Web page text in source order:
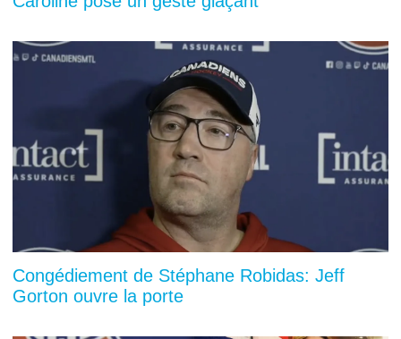
Congédiement de Stéphane Robidas: Jeff
Gorton ouvre la porte